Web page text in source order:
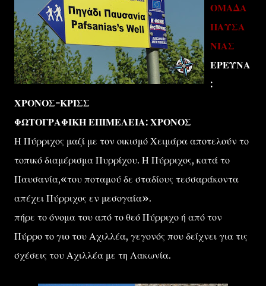
ΟΜΑΔΑ
ΠΑΥΣΑ
ΝΙΑΣ
ΕΡΕΥΝΑ
:
ΧΡΟΝΟΣ-ΚΡΙΣΣ
ΦΩΤΟΓΡΑΦΙΚΗ ΕΠΙΜΕΛΕΙΑ: ΧΡΟΝΟΣ
Η Πύρριχος μαζί με τον οικισμό Χειμάρα αποτελούν το
τοπικό διαμέρισμα Πυρρίχου. Η Πύρριχος, κατά το
Παυσανία,«του ποταμού δε σταδίους τεσσαράκοντα
απέχει Πύρριχος εν μεσογαία».
πήρε το όνομα του από το θεό Πύρριχο ή από τον
Πύρρο το γιο του Αχιλλέα, γεγονός που δείχνει για τις
σχέσεις του Αχιλλέα με τη Λακωνία.